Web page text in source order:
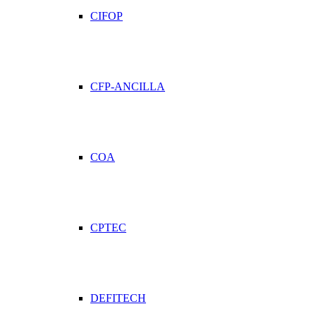
CIFOP
CFP-ANCILLA
COA
CPTEC
DEFITECH